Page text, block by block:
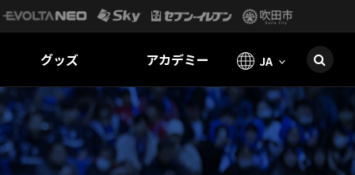
グッズ アカデミー JA